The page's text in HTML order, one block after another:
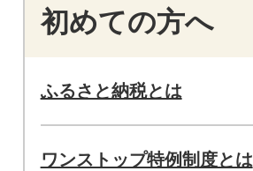
初めての方へ
ふるさと納税とは
ワンストップ特例制度とは